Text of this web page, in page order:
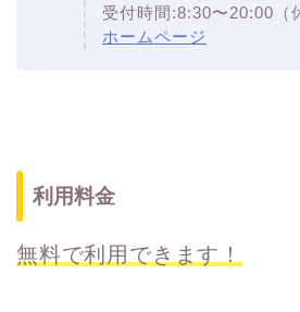
受付時間:8:30〜20:00（
ホームページ
利用料金
無料で利用できます！